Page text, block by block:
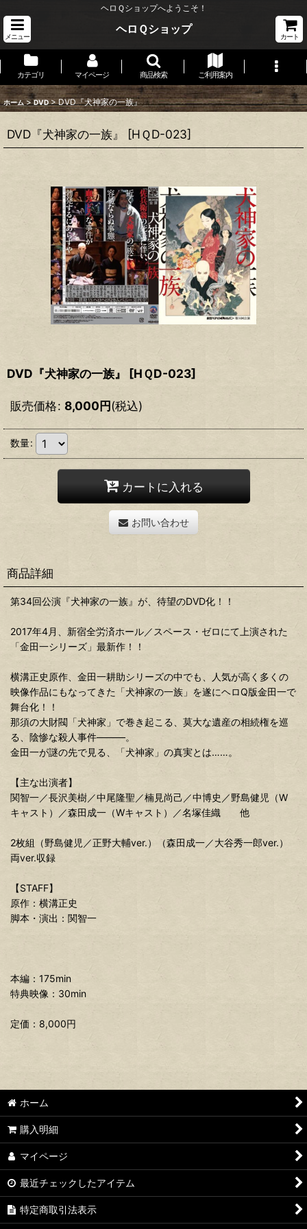
ヘロＱショップへようこそ！
メニュー
ヘロＱショップ
カート
カテゴリ マイページ 商品検索 ご利用案内
ホーム > DVD > DVD『犬神家の一族』
DVD『犬神家の一族』 [HＱD-023]
DVD『犬神家の一族』 [HＱD-023]
販売価格: 8,000円(税込)
数量:
カートに入れる
お問い合わせ
商品詳細
第34回公演『犬神家の一族』が、待望のDVD化！！
2017年4月、新宿全労済ホール／スペース・ゼロにて上演された
「金田一シリーズ」最新作！！
横溝正史原作、金田一耕助シリーズの中でも、人気が高く多くの
映像作品にもなってきた「犬神家の一族」を遂にヘロQ版金田一で
舞台化！！
那須の大財閥「犬神家」で巻き起こる、莫大な遺産の相続権を巡
る、陰惨な殺人事件―――。
金田一が謎の先で見る、「犬神家」の真実とは……。
【主な出演者】
関智一／長沢美樹／中尾隆聖／楠見尚己／中博史／野島健児（W
キャスト）／森田成一（Wキャスト）／名塚佳織 他
2枚組（野島健児／正野大輔ver.）（森田成一／大谷秀一郎ver.）
両ver.収録
【STAFF】
原作：横溝正史
脚本・演出：関智一
本編：175min
特典映像：30min
定価：8,000円
ホーム
購入明細
マイページ
最近チェックしたアイテム
特定商取引法表示